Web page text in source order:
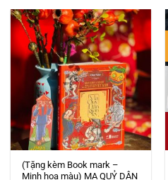
(Tặng kèm Book mark –
Minh hoạ màu) MA QUỶ DÂN